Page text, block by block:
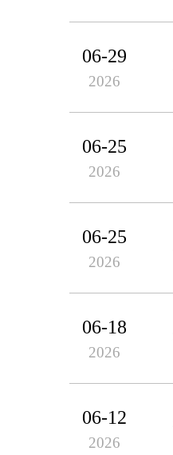
06-29
2026
06-25
2026
06-25
2026
06-18
2026
06-12
2026